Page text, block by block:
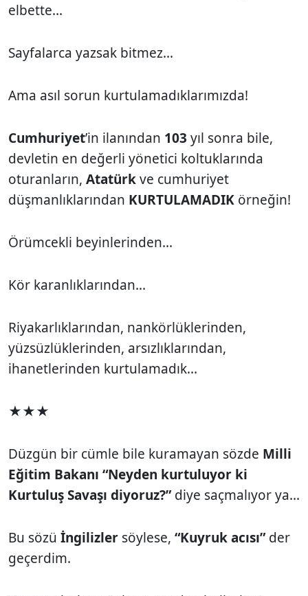
elbette...
Sayfalarca yazsak bitmez...
Ama asıl sorun kurtulamadıklarımızda!
Cumhuriyet’in ilanından 103 yıl sonra bile,
devletin en değerli yönetici koltuklarında
oturanların, Atatürkve cumhuriyet
düşmanlıklarından KURTULAMADIK örneğin!
Örümcekli beyinlerinden...
Kör karanlıklarından...
Riyakarlıklarından, nankörlüklerinden,
yüzsüzlüklerinden, arsızlıklarından,
ihanetlerinden kurtulamadık...
★★★
Düzgün bir cümle bile kuramayan sözde Milli
Eğitim Bakanı “Neyden kurtuluyor ki
Kurtuluş Savaşı diyoruz?”diye saçmalıyor ya...
Bu sözü İngilizler söylese, “Kuyruk acısı”der
geçerdim.